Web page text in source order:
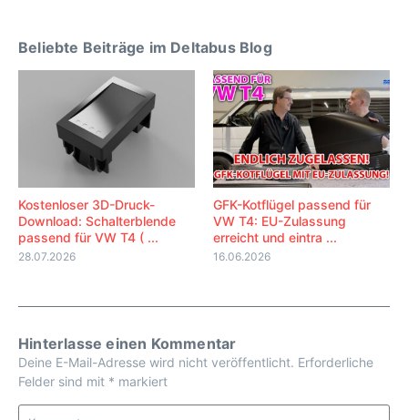
Beliebte Beiträge im Deltabus Blog
Kostenloser 3D-Druck-
Download: Schalterblende
passend für VW T4 ( ...
28.07.2026
GFK-Kotflügel passend für
VW T4: EU-Zulassung
erreicht und eintra ...
16.06.2026
Hinterlasse einen Kommentar
Deine E-Mail-Adresse wird nicht veröffentlicht. Erforderliche
Felder sind mit * markiert